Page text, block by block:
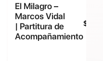
El Milagro –
Marcos Vidal
| Partitura de
Acompañamiento
$